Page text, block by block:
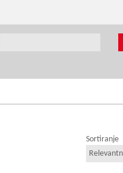
Sortiranje